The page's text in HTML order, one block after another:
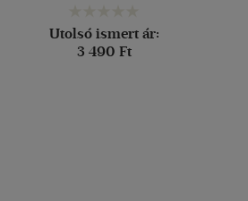
Utolsó ismert ár:
3 490 Ft